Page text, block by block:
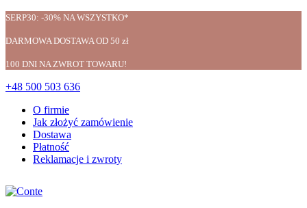
SERP30: -30% NA WSZYSTKO*
DARMOWA DOSTAWA OD 50 zł
100 DNI NA ZWROT TOWARU!
+48 500 503 636
O firmie
Jak złożyć zamówienie
Dostawa
Płatność
Reklamacje i zwroty